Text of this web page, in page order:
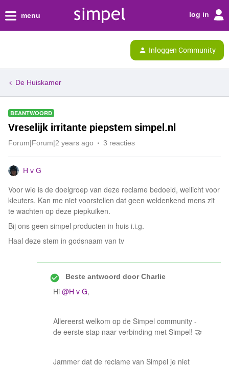
menu log in
Inloggen Community
De Huiskamer
BEANTWOORD
Vreselijk irritante piepstem simpel.nl
Forum|Forum|2 years ago 3 reacties
H v G
Voor wie is de doelgroep van deze reclame bedoeld, wellicht voor
kleuters. Kan me niet voorstellen dat geen weldenkend mens zit
te wachten op deze piepkuiken.
Bij ons geen simpel producten in huis i.i.g.
Haal deze stem in godsnaam van tv
Beste antwoord doorCharlie
Hi @H v G,
Allereerst welkom op de Simpel community -
de eerste stap naar verbinding met Simpel! 🤝
Jammer dat de reclame van Simpel je niet